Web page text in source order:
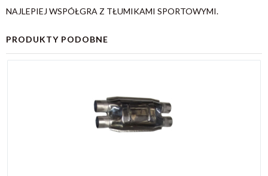
NAJLEPIEJ WSPÓŁGRA Z TŁUMIKAMI SPORTOWYMI.
PRODUKTY PODOBNE